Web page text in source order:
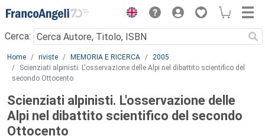
Menu
Cerca:
Main content
Home riviste MEMORIA E RICERCA
2005
Scienziati alpinisti. L'osservazione delle Alpi nel dibattito scientifico del
secondo Ottocento
Scienziati alpinisti. L'osservazione delle
Alpi nel dibattito scientifico del secondo
Ottocento